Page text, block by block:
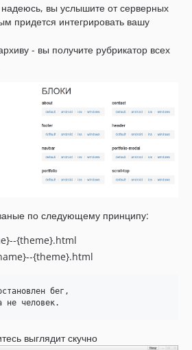
вы услышите от серверных
придется интегрировать вашу
- вы получите рубрикатор всех
по следующему принципу:
{theme}.html
{theme}.html
бег,
выглядит скучно